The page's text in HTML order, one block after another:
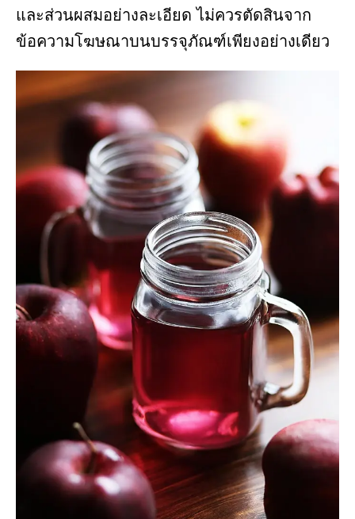
และส่วนผสมอย่างละเอียด ไม่ควรตัดสินจาก
ข้อความโฆษณาบนบรรจุภัณฑ์เพียงอย่างเดียว